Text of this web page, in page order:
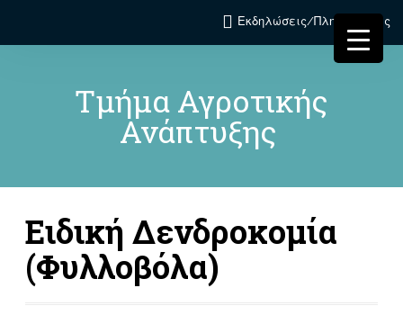
Εκδηλώσεις/Πληροφορίες
Τμήμα Αγροτικής
Ανάπτυξης
Ειδική Δενδροκομία
(Φυλλοβόλα)